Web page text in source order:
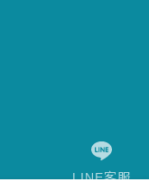
LINE客服